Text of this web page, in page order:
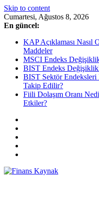
Skip to content
Cumartesi, Ağustos 8, 2026
En güncel:
KAP Açıklaması Nasıl
Maddeler
MSCI Endeks
BIST Endeks
BIST Sektör Endeksleri
Takip Edilir?
Fiili Dolaşım Oranı
Etkiler?